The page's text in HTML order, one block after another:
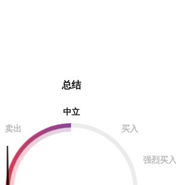
总结
中立
卖出
买入
强烈买入